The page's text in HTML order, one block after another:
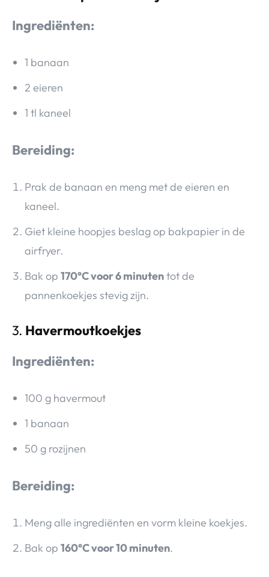
Ingrediënten:
1 banaan
2 eieren
1 tl kaneel
Bereiding:
Prak de banaan en meng met de eieren en
kaneel.
Giet kleine hoopjes beslag op bakpapier in de
airfryer.
Bak op 170°C voor 6 minutentot de
pannenkoekjes stevig zijn.
3. Havermoutkoekjes
Ingrediënten:
100 g havermout
1 banaan
50 g rozijnen
Bereiding:
Meng alle ingrediënten en vorm kleine koekjes.
Bak op 160°C voor 10 minuten.